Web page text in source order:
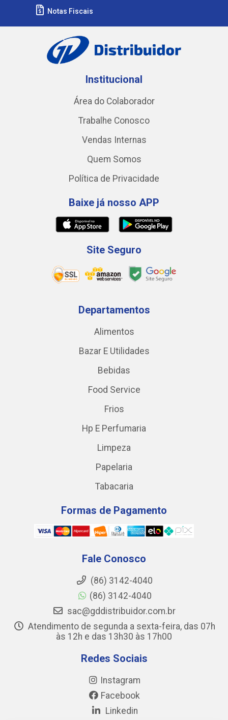
Notas Fiscais
Institucional
Área do Colaborador
Trabalhe Conosco
Vendas Internas
Quem Somos
Política de Privacidade
Baixe já nosso APP
Site Seguro
Departamentos
Alimentos
Bazar E Utilidades
Bebidas
Food Service
Frios
Hp E Perfumaria
Limpeza
Papelaria
Tabacaria
Formas de Pagamento
Fale Conosco
(86) 3142-4040
(86) 3142-4040
sac@gddistribuidor.com.br
Atendimento de segunda a sexta-feira, das 07h
às 12h e das 13h30 às 17h00
Redes Sociais
Instagram
Facebook
Linkedin